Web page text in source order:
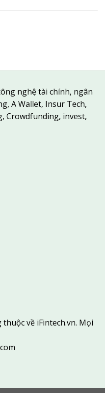
nghệ tài chính, ngân
A Wallet, Insur Tech,
Crowdfunding, invest,
về iFintech.vn. Mọi